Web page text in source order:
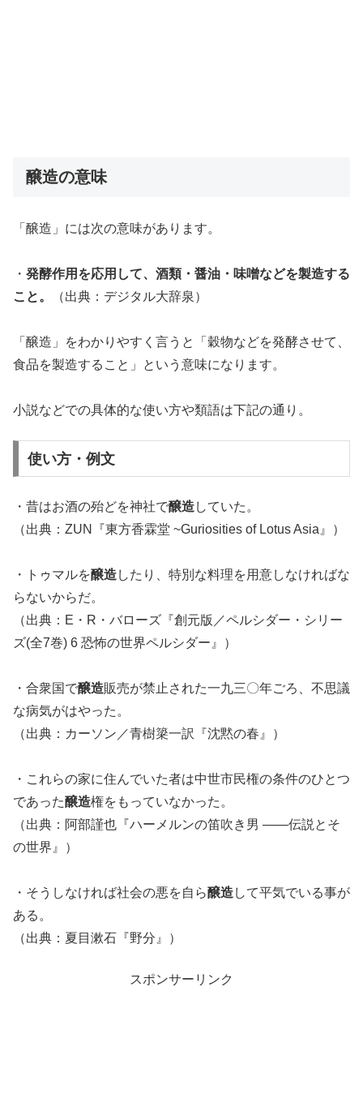
醸造の意味
「醸造」には次の意味があります。
・ 発酵作用を応用して、酒類・醤油・味噌などを製造する
こと。
（出典：デジタル大辞泉）
「醸造」をわかりやすく言うと「穀物などを発酵させて、
食品を製造すること」という意味になります。
小説などでの具体的な使い方や類語は下記の通り。
使い方・例文
・昔はお酒の殆どを神社で醸造していた。
（出典：ZUN『東方香霖堂 ~Guriosities of Lotus Asia』）
・トゥマルを醸造したり、特別な料理を用意しなければな
らないからだ。
（出典：E・R・バローズ『創元版／ペルシダー・シリー
ズ(全7巻) 6 恐怖の世界ペルシダー』）
・合衆国で醸造販売が禁止された一九三〇年ごろ、不思議
な病気がはやった。
（出典：カーソン／青樹簗一訳『沈黙の春』）
・これらの家に住んでいた者は中世市民権の条件のひとつ
であった醸造権をもっていなかった。
（出典：阿部謹也『ハーメルンの笛吹き男 ――伝説とそ
の世界』）
・そうしなければ社会の悪を自ら醸造して平気でいる事が
ある。
（出典：夏目漱石『野分』）
スポンサーリンク